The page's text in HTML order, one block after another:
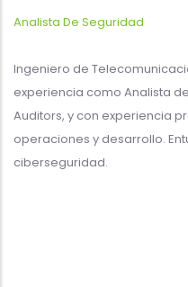
Analista De Seguridad
Ingeniero de
experiencia como Analista
Auditors, y con experiencia
operaciones y desarrollo.
ciberseguridad.